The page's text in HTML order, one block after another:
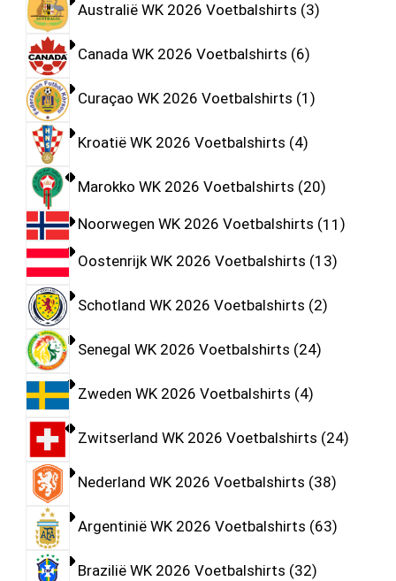
Australië WK 2026 Voetbalshirts 3
Canada WK 2026 Voetbalshirts 6
Curaçao WK 2026 Voetbalshirts 1
Kroatië WK 2026 Voetbalshirts 4
Marokko WK 2026 Voetbalshirts 20
Noorwegen WK 2026 Voetbalshirts 11
Oostenrijk WK 2026 Voetbalshirts 13
Schotland WK 2026 Voetbalshirts 2
Senegal WK 2026 Voetbalshirts 24
Zweden WK 2026 Voetbalshirts 4
Zwitserland WK 2026 Voetbalshirts 24
Nederland WK 2026 Voetbalshirts 38
Argentinië WK 2026 Voetbalshirts 63
Brazilië WK 2026 Voetbalshirts 32